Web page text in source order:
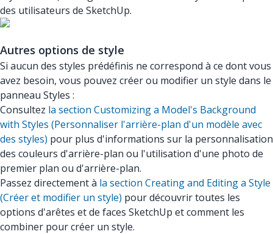
des utilisateurs de SketchUp.
Autres options de style
Si aucun des styles prédéfinis ne correspond à ce dont vous
avez besoin, vous pouvez créer ou modifier un style dans le
panneau Styles :
Consultez la section Customizing a Model's Background
with Styles (Personnaliser l'arrière-plan d'un modèle avec
des styles) pour plus d'informations sur la personnalisation
des couleurs d'arrière-plan ou l'utilisation d'une photo de
premier plan ou d'arrière-plan.
Passez directement à la section Creating and Editing a Style
(Créer et modifier un style) pour découvrir toutes les
options d'arêtes et de faces SketchUp et comment les
combiner pour créer un style.